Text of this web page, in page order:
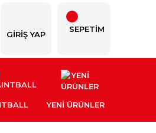
GIRIŞ YAP
SEPETİM
YENI ÜRÜNLER